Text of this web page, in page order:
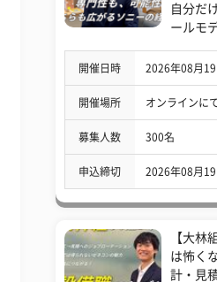
自分だ
ールモ
開催日時 2026年08月
開催場所 オンラインに
募集人数 300名
申込締切 2026年08月
【大林
は怖く
計・見